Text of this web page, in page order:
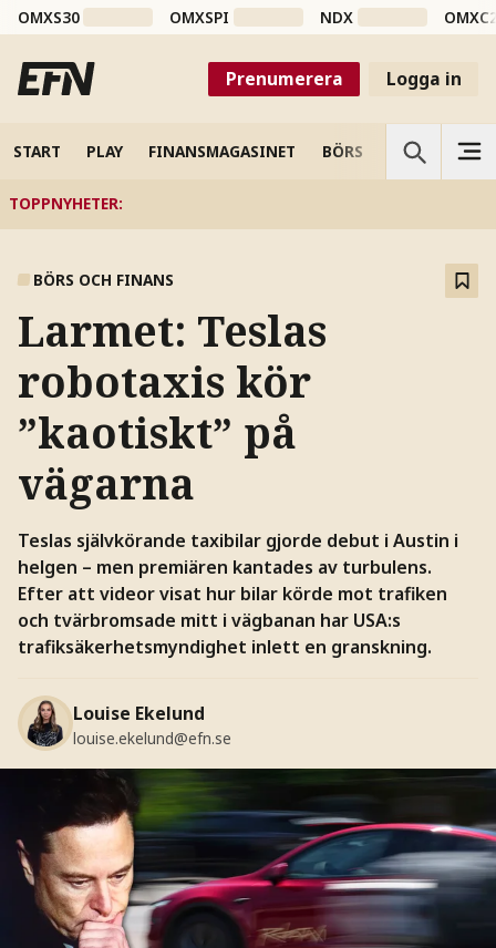
OMXS30 OMXSPI NDX
Prenumerera Logga in
START PLAY FINANSMAGASINET BÖRS VETENSKAP
TOPPNYHETER:
BÖRS OCH FINANS
Larmet: Teslas
robotaxis kör
”kaotiskt” på
vägarna
Teslas självkörande taxibilar gjorde debut i Austin i
helgen – men premiären kantades av turbulens.
Efter att videor visat hur bilar körde mot trafiken
och tvärbromsade mitt i vägbanan har USA:s
trafiksäkerhetsmyndighet inlett en granskning.
Louise Ekelund
louise.ekelund@efn.se